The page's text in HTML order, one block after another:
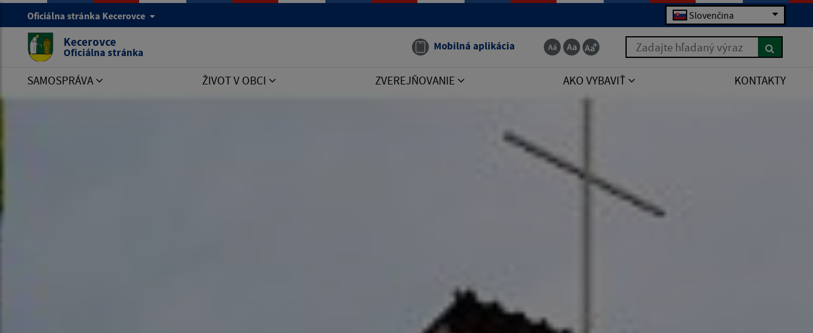
Oficiálna stránka Kecerovce Slovenčina
Kecerovce
Oficiálna stránka Mobilná aplikácia Zadajte hľadaný výraz
SAMOSPRÁVA ŽIVOT V OBCI ZVEREJŇOVANIE AKO VYBAVIŤ KONTAKTY